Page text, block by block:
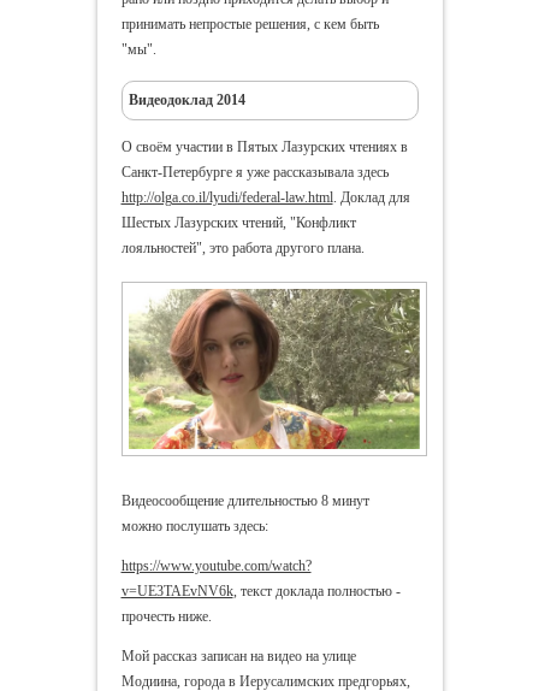
принимать непростые решения, с кем быть
"мы".
Видеодоклад 2014
О своём участии в Пятых Лазурских чтениях в
Санкт-Петербурге я уже рассказывала здесь
http://olga.co.il/lyudi/federal-law.html. Доклад для
Шестых Лазурских чтений, "Конфликт
лояльностей", это работа другого плана.
Видеосообщение длительностью 8 минут
можно послушать здесь:
https://www.youtube.com/watch?
v=UE3TAEvNV6k, текст доклада полностью -
прочесть ниже.
Мой рассказ записан на видео на улице
Модиина, города в Иерусалимских предгорьях,